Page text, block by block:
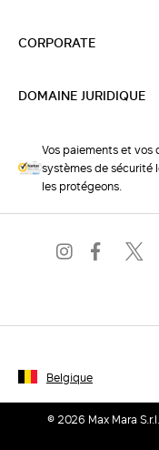
CORPORATE
DOMAINE JURIDIQUE
Vos paiements et vos
systèmes de sécurité
les protégeons.
Belgique
© 2026 Max Mara